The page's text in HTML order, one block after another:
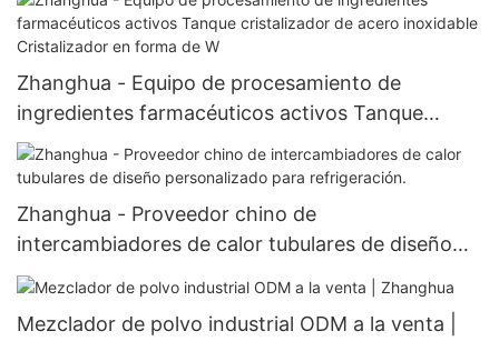
W
Zhanghua - Equipo de procesamiento de
ingredientes farmacéuticos activos Tanque
cristalizador de acero inoxidable Cristalizador en
forma de W
Zhanghua - Proveedor chino de
intercambiadores de calor tubulares de diseño
personalizado para refrigeración.
Mezclador de polvo industrial ODM a la venta |